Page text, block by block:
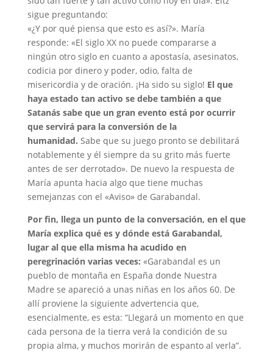
sigue preguntando:
«¿Y por qué piensa que esto es así?». María
responde: «El siglo XX no puede compararse a
ningún otro siglo en cuanto a apostasía, asesinatos,
codicia por dinero y poder, odio, falta de
misericordia y de oración. ¡Ha sido su siglo! El que
haya estado tan activo se debe también a que
Satanás sabe que un gran evento está por ocurrir
que servirá para la conversión de la
humanidad. Sabe que su juego pronto se debilitará
notablemente y él siempre da su grito más fuerte
antes de ser derrotado». De nuevo la respuesta de
María apunta hacia algo que tiene muchas
semejanzas con el «Aviso» de Garabandal.
Por fin, llega un punto de la conversación, en el que
María explica qué es y dónde está Garabandal,
lugar al que ella misma ha acudido en
peregrinación varias veces: «Garabandal es un
pueblo de montaña en España donde Nuestra
Madre se apareció a unas niñas en los años 60. De
allí proviene la siguiente advertencia que,
esencialmente, es esta: “Llegará un momento en que
cada persona de la tierra verá la condición de su
propia alma, y muchos morirán de espanto al verla”.